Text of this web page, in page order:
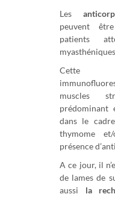
Les
peuvent
patients
Cette
muscles
prédominant
dans le
thymome
présence
A ce jour, il
de lames de
aussi la